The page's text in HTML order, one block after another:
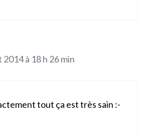
2014 à 18 h 26 min
tout ça est très sain :-